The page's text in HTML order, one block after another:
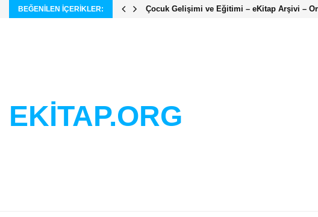
BEĞENILEN IÇERIKLER: Çocuk Gelişimi ve Eğitimi – eKitap Arşivi –
EKİTAP.ORG